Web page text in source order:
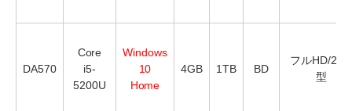
DA570
Core
i5-
5200U
Windows
10
Home
4GB 1TB BD
フルHD/21.5
型